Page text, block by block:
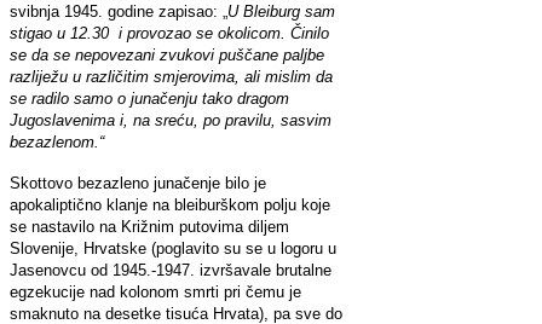
svibnja 1945. godine zapisao: „ U Bleiburg sam
stigao u 12.30 i provozao se okolicom. Činilo
se da se nepovezani zvukovi puščane paljbe
razliježu u različitim smjerovima, ali mislim da
se radilo samo o junačenju tako dragom
Jugoslavenima i, na sreću, po pravilu, sasvim
bezazlenom.“
Skottovo bezazleno junačenje bilo je
apokaliptično klanje na bleiburškom polju koje
se nastavilo na Križnim putovima diljem
Slovenije, Hrvatske (poglavito su se u logoru u
Jasenovcu od 1945.-1947. izvršavale brutalne
egzekucije nad kolonom smrti pri čemu je
smaknuto na desetke tisuća Hrvata), pa sve do